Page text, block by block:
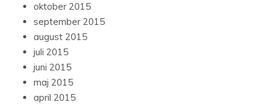
oktober 2015
september 2015
august 2015
juli 2015
juni 2015
maj 2015
april 2015